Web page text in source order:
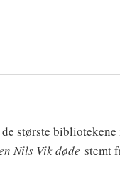
største bibliotekene
Nils Vik døde stemt